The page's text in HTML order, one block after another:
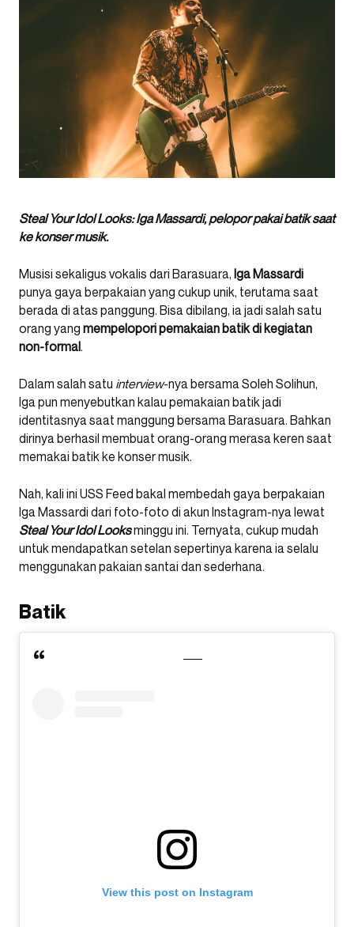
Steal Your Idol Looks: Iga Massardi, pelopor pakai batik saat
ke konser musik.
Musisi sekaligus vokalis dari Barasuara, Iga Massardi
punya gaya berpakaian yang cukup unik, terutama saat
berada di atas panggung. Bisa dibilang, ia jadi salah satu
orang yang mempelopori pemakaian batik di kegiatan
non-formal.
Dalam salah satu interview-nya bersama Soleh Solihun,
Iga pun menyebutkan kalau pemakaian batik jadi
identitasnya saat manggung bersama Barasuara. Bahkan
dirinya berhasil membuat orang-orang merasa keren saat
memakai batik ke konser musik.
Nah, kali ini USS Feed bakal membedah gaya berpakaian
Iga Massardi dari foto-foto di akun Instagram-nya lewat
Steal Your Idol Looksminggu ini. Ternyata, cukup mudah
untuk mendapatkan setelan sepertinya karena ia selalu
menggunakan pakaian santai dan sederhana.
Batik
View this post on Instagram